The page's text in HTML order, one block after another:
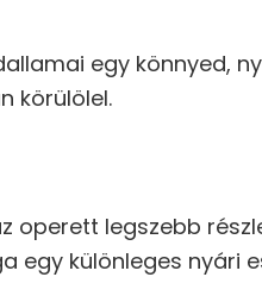
egy könnyed,
körülölel.
operett legszebb
egy különleges nyári